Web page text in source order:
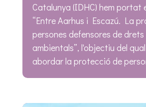
Catalunya (IDHC) hem portat
“Entre Aarhus i Escazú. La
persones defensores de drets
ambientals”, l'objectiu del
abordar la protecció de